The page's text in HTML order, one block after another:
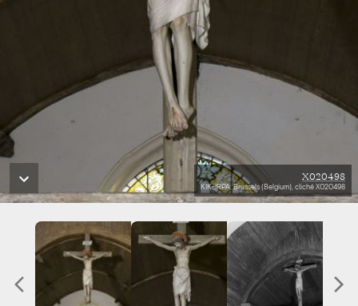
X020498
KIK-IRPA, Brussels (Belgium), cliché X020498